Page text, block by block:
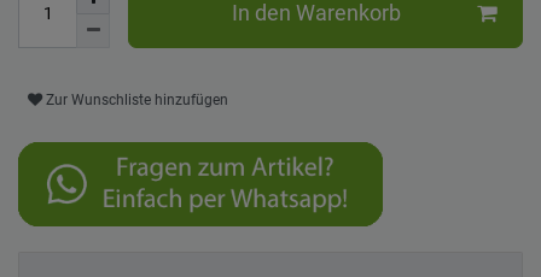
In den Warenkorb
Zur Wunschliste hinzufügen